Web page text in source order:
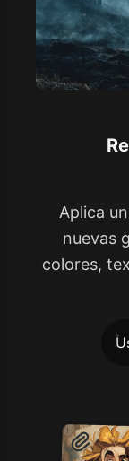
Aplica
nuevas
colores,